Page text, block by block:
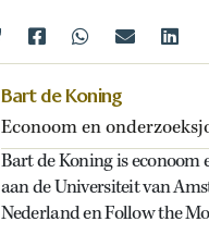
Bart de Koning
Econoom en
Bart de Koning is
aan de Universiteit van
Nederland en Follow the